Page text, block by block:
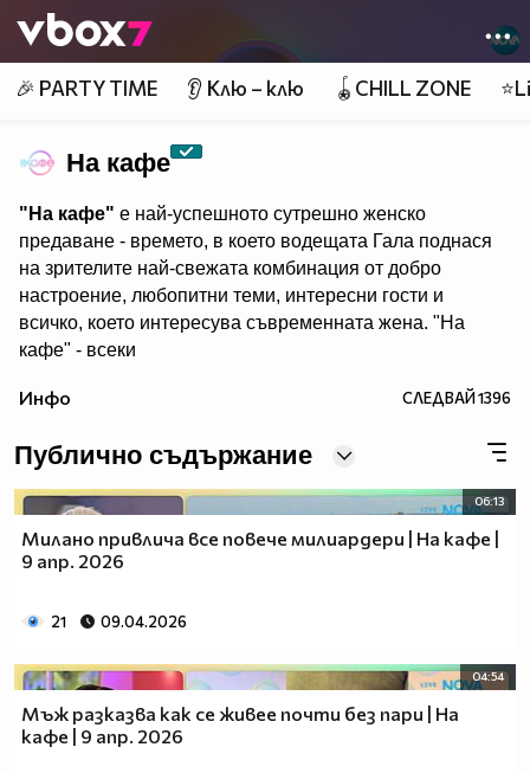
👾
🎉 PARTY TIME 👂 Клю – клю 🪀CHILL ZONE
На кафе
"На кафе" е най-успешното сутрешно женско
предаване - времето, в което водещата Гала поднася
на зрителите най-свежата комбинация от добро
настроение, любопитни теми, интересни гости и
всичко, което интересува съвременната жена. "На
кафе" - всеки
може да гледате и в
Инфо СЛЕДВАЙ1396
Публично съдържание
06:13
Милано привлича все повече милиардери | На кафе |
9 апр. 2026
21 09.04.2026
04:54
Мъж разказва как се живее почти без пари | На
кафе | 9 апр. 2026